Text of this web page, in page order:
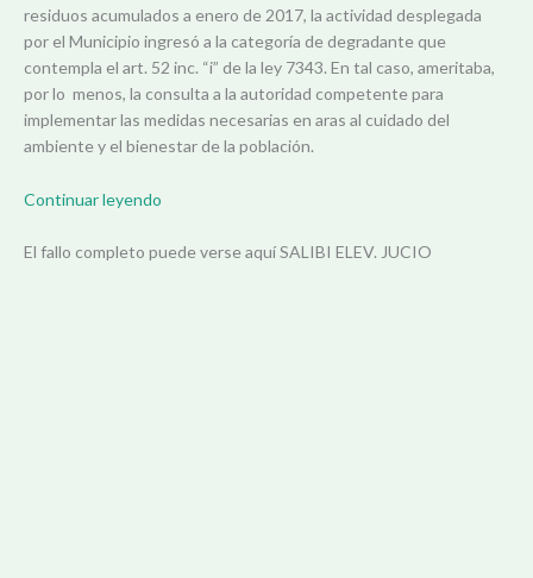
residuos acumulados a enero de 2017, la actividad desplegada
por el Municipio ingresó a la categoría de degradante que
contempla el art. 52 inc. “i” de la ley 7343. En tal caso, ameritaba,
por lo menos, la consulta a la autoridad competente para
implementar las medidas necesarias en aras al cuidado del
ambiente y el bienestar de la población.
Continuar leyendo
El fallo completo puede verse aquí SALIBI ELEV. JUCIO